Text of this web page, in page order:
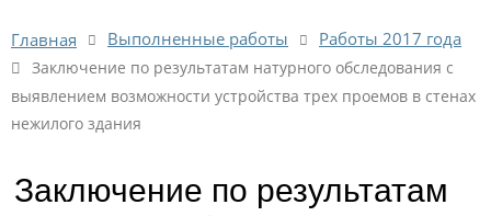
Главная Выполненные работы Работы 2017 года
Заключение по результатам натурного обследования с
выявлением возможности устройства трех проемов в стенах
нежилого здания
Заключение по результатам